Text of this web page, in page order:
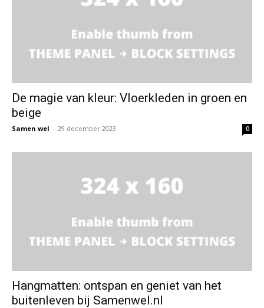
De magie van kleur: Vloerkleden in groen en
beige
Samen wel - 29 december 2023 0
Hangmatten: ontspan en geniet van het
buitenleven bij Samenwel.nl